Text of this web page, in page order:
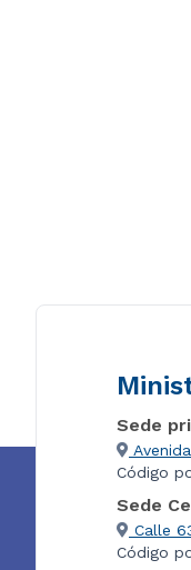
Sede
Código
Sede
Calle
Código